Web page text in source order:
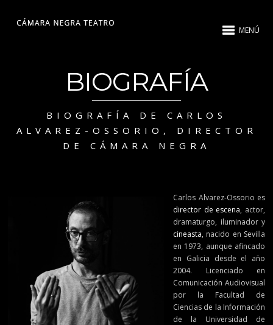
MENÚ
BIOGRAFÍA
BIOGRAFÍA DE CARLOS
ALVAREZ-OSSORIO, DIRECTOR
DE CÁMARA NEGRA
Carlos Alvarez-Ossorio es
director de escena, actor,
dramaturgo, iluminador y
cineasta, nacido en Sevilla
en 1973, aunque afincado
en Galicia desde el año
2004. Licenciado en
Comunicación Audiovisual
por la Facultad de
Ciencias de la Información
de la Universidad de